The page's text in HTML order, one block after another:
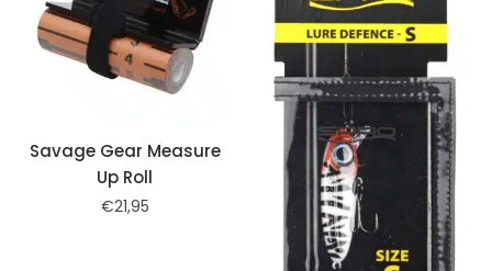
Savage Gear Measure
Up Roll
€21,95